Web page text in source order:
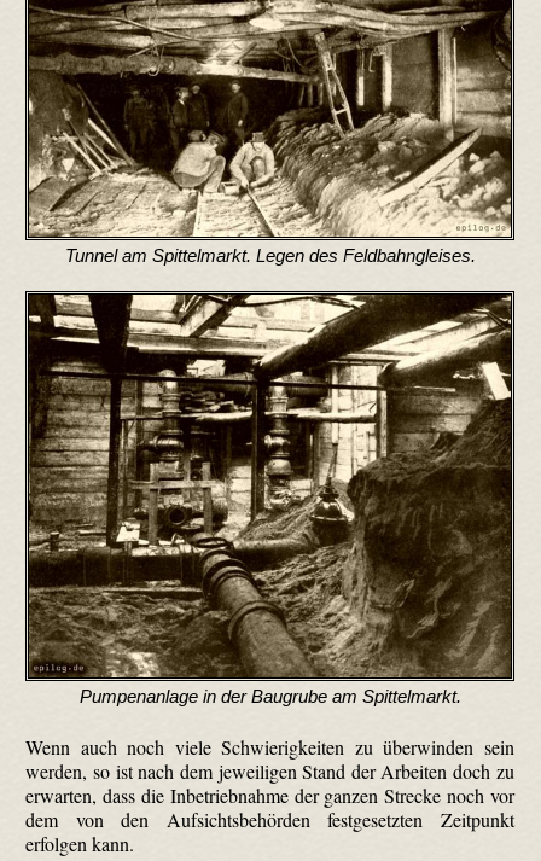
Tunnel am Spittelmarkt. Legen des Feldbahngleises.
Pumpenanlage in der Baugrube am Spittelmarkt.
Wenn auch noch viele Schwierigkeiten zu überwinden sein
werden, so ist nach dem jeweiligen Stand der Arbeiten doch zu
erwarten, dass die Inbetriebnahme der ganzen Strecke noch vor
dem von den Aufsichtsbehörden festgesetzten Zeitpunkt
erfolgen kann.